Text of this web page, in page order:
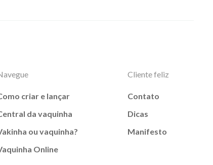
criar e lançar
da vaquinha
ou vaquinha?
Online
Cliente feliz
Contato
Dicas
Manifesto